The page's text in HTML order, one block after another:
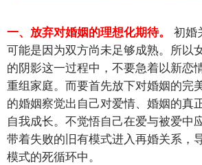
一、放弃对婚姻的理想化期待。 初婚
可能是因为双方尚未足够成熟。所以
的阴影这一过程中，不要急着以新恋
重组家庭。而要首先放下对婚姻的完
的婚姻察觉出自己对爱情、婚姻的真
自我成长。不觉悟自己在爱与被爱中
带着失败的旧有模式进入再婚关系，
模式的死循环中。